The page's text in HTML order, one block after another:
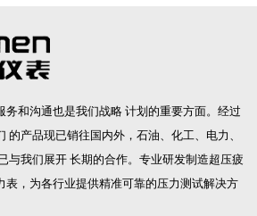
务和沟通也是我们战略 计划的重要方面。经过
的产品现已销往国内外，石油、化工、电力、
与我们展开 长期的合作。专业研发制造超压疲
表 ，为各行业提供精准可靠的压力测试解决方